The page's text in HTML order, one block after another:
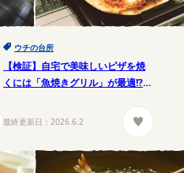
ウチの台所
【検証】自宅で美味しいピザを焼
くには「魚焼きグリル」が最適!?
最終更新日： 2026.6.2